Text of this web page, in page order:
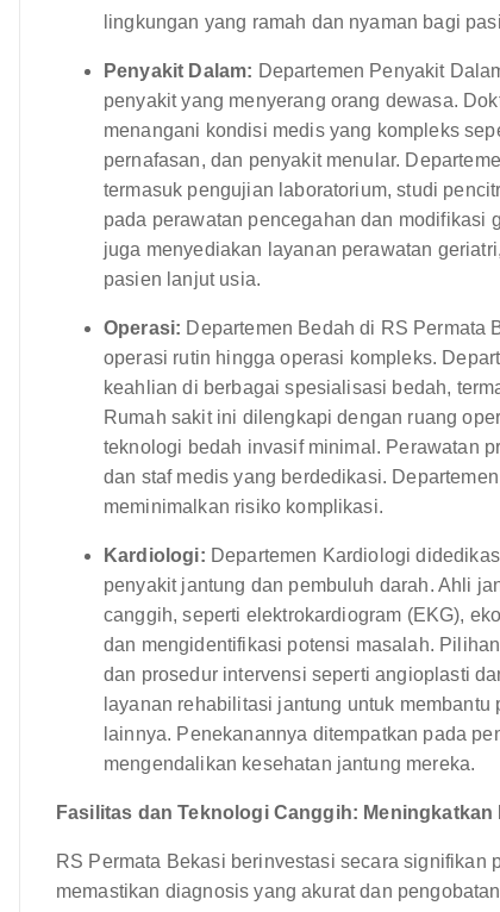
lingkungan yang ramah dan nyaman bagi
Penyakit Dalam: Departemen Penyakit
penyakit yang menyerang orang dewasa.
menangani kondisi medis yang kompleks
pernafasan, dan penyakit menular.
termasuk pengujian laboratorium, studi
pada perawatan pencegahan dan modifikasi
juga menyediakan layanan perawatan
pasien lanjut usia.
Operasi: Departemen Bedah di RS Permata
operasi rutin hingga operasi kompleks.
keahlian di berbagai spesialisasi bedah,
Rumah sakit ini dilengkapi dengan ruang
teknologi bedah invasif minimal. Perawatan
dan staf medis yang berdedikasi.
meminimalkan risiko komplikasi.
Kardiologi: Departemen Kardiologi
penyakit jantung dan pembuluh darah. Ahli
canggih, seperti elektrokardiogram (EKG),
dan mengidentifikasi potensi masalah.
dan prosedur intervensi seperti angioplasti
layanan rehabilitasi jantung untuk
lainnya. Penekanannya ditempatkan pada
mengendalikan kesehatan jantung mereka.
Fasilitas dan Teknologi Canggih:
RS Permata Bekasi berinvestasi secara
memastikan diagnosis yang akurat dan